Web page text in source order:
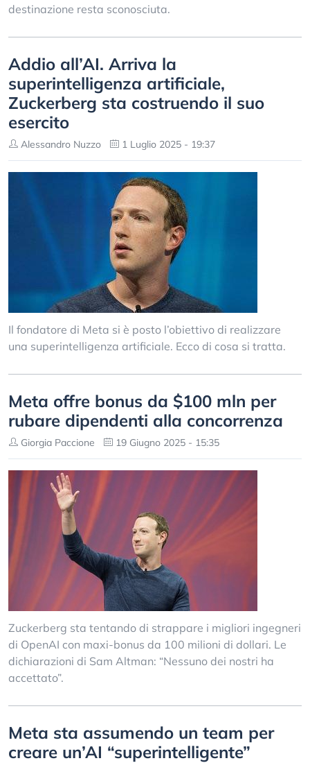
destinazione resta sconosciuta.
Addio all’AI. Arriva la
superintelligenza artificiale,
Zuckerberg sta costruendo il suo
esercito
Alessandro Nuzzo 1 Luglio 2025 - 19:37
Il fondatore di Meta si è posto l’obiettivo di realizzare
una superintelligenza artificiale. Ecco di cosa si tratta.
Meta offre bonus da $100 mln per
rubare dipendenti alla concorrenza
Giorgia Paccione 19 Giugno 2025 - 15:35
Zuckerberg sta tentando di strappare i migliori ingegneri
di OpenAI con maxi-bonus da 100 milioni di dollari. Le
dichiarazioni di Sam Altman: “Nessuno dei nostri ha
accettato”.
Meta sta assumendo un team per
creare un’AI “superintelligente”